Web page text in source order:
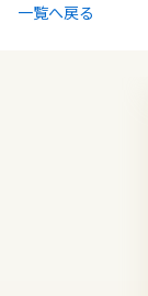
一覧へ戻る